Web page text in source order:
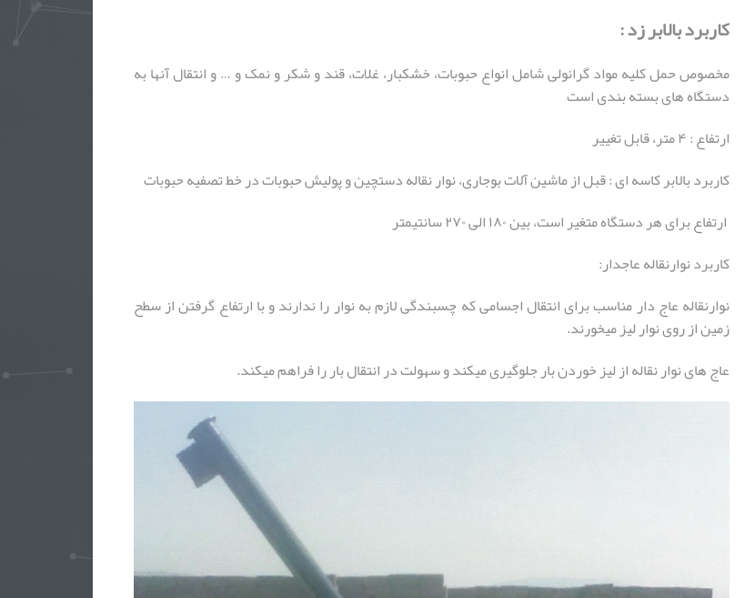
کاربرد بالابر زد :
مخصوص حمل کلیه مواد گرانولی شامل انواع حبوبات، خشکبار، غلات، قند و شکر و نمک و … و انتقال آنها به
دستگاه های بسته بندی است
ارتفاع : ۴ متر، قابل تغییر
کاربرد بالابر کاسه ای : قبل از ماشین آلات بوجاری، نوار نقاله دستچین و پولیش حبوبات در خط تصفیه حبوبات
ارتفاع برای هر دستگاه متغیر است، بین ۱۸۰ الی ۲۷۰ سانتیمتر
کاربرد نوارنقاله عاجدار:
نوارنقاله عاج دار مناسب برای انتقال اجسامی که چسبندگی لازم به نوار را ندارند و با ارتفاع گرفتن از سطح
زمین از روی نوار لیز میخورند.
عاج های نوار نقاله از لیز خوردن بار جلوگیری میکند و سهولت در انتقال بار را فراهم میکند.